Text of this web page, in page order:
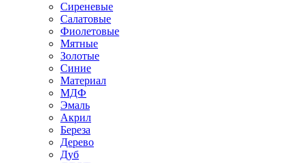
Сиреневые
Салатовые
Фиолетовые
Мятные
Золотые
Синие
Материал
МДФ
Эмаль
Акрил
Береза
Дерево
Дуб